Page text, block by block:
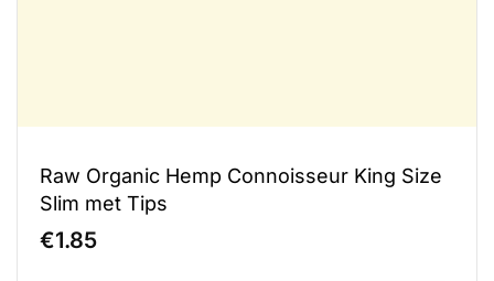
Raw Organic Hemp Connoisseur King Size
Slim met Tips
€1.85